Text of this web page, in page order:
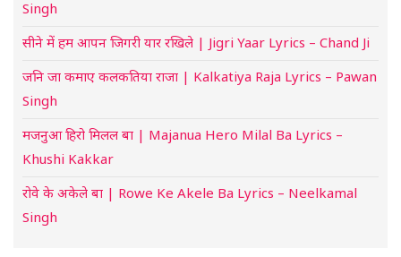
Singh
सीने में हम आपन जिगरी यार रखिले | Jigri Yaar Lyrics – Chand Ji
जनि जा कमाए कलकतिया राजा | Kalkatiya Raja Lyrics – Pawan
Singh
मजनुआ हिरो मिलल बा | Majanua Hero Milal Ba Lyrics –
Khushi Kakkar
रोवे के अकेले बा | Rowe Ke Akele Ba Lyrics – Neelkamal
Singh